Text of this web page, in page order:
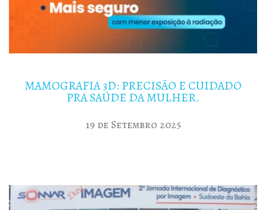
MAMOGRAFIA 3D: PRECISÃO E CUIDADO
PRA SAÚDE DA MULHER.
19 de Setembro 2025